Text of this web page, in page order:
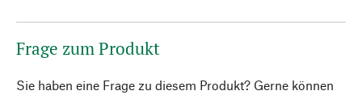
Frage zum Produkt
Sie haben eine Frage zu diesem Produkt? Gerne können